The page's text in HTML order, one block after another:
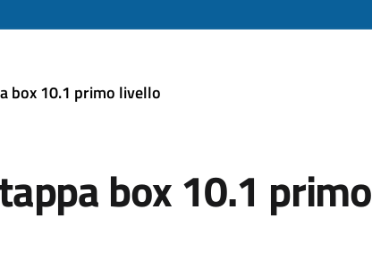
box 10.1 primo livello
box 10.1 primo